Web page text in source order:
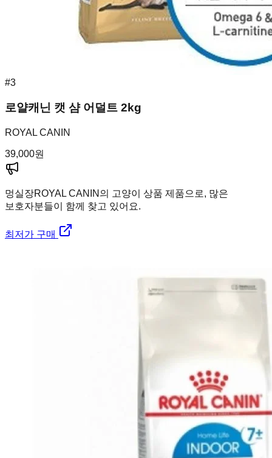
#3
로얄캐닌 캣 샴 어덜트 2kg
ROYAL CANIN
39,000원
멍실장ROYAL CANIN의 고양이 상품 제품으로, 많은
보호자분들이 함께 찾고 있어요.
최저가 구매